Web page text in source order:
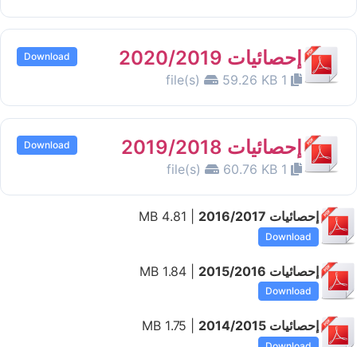
إحصائيات 2020/2019
59.26 KB
Download
إحصائيات 2019/2018
60.76 KB
Download
إحصائيات 2016/2017
Download
إحصائيات 2015/2016
Download
إحصائيات 2014/2015